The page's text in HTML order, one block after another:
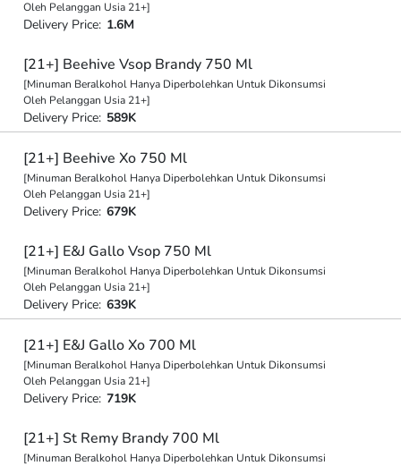
Oleh Pelanggan Usia 21+]
Delivery Price: 1.6M
[21+] Beehive Vsop Brandy 750 Ml
[Minuman Beralkohol Hanya Diperbolehkan Untuk Dikonsumsi
Oleh Pelanggan Usia 21+]
Delivery Price: 589K
[21+] Beehive Xo 750 Ml
[Minuman Beralkohol Hanya Diperbolehkan Untuk Dikonsumsi
Oleh Pelanggan Usia 21+]
Delivery Price: 679K
[21+] E&J Gallo Vsop 750 Ml
[Minuman Beralkohol Hanya Diperbolehkan Untuk Dikonsumsi
Oleh Pelanggan Usia 21+]
Delivery Price: 639K
[21+] E&J Gallo Xo 700 Ml
[Minuman Beralkohol Hanya Diperbolehkan Untuk Dikonsumsi
Oleh Pelanggan Usia 21+]
Delivery Price: 719K
[21+] St Remy Brandy 700 Ml
[Minuman Beralkohol Hanya Diperbolehkan Untuk Dikonsumsi